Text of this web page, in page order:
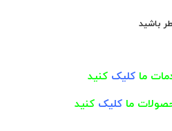
باشید
ما کلیک کنید
ما کلیک کنید